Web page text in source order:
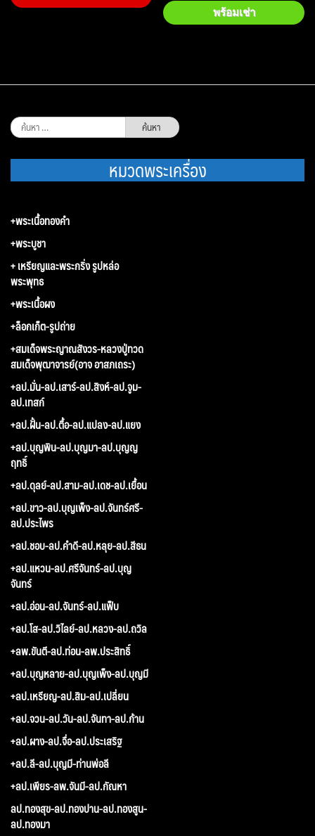
พร้อมเช่า
ค้นหา
สำหรับ:
หมวดพระเครื่อง
+พระเนื้อทองคำ
+พระบูชา
+ เหรียญและพระกริ่ง รูปหล่อ
พระพุทธ
+พระเนื้อผง
+ล็อกเก็ต-รูปถ่าย
+สมเด็จพระญาณสังวร-หลวงปู่ทวด
สมเด็จพุฒาจารย์(อาจ อาสภเถระ)
+ลป.มั่น-ลป.เสาร์-ลป.สิงห์-ลป.จูม-
ลป.เทสก์
+ลป.ฝั้น-ลป.ตื้อ-ลป.แปลง-ลป.แยง
+ลป.บุญพิน-ลป.บุญมา-ลป.บุญญ
ฤทธิ์
+ลป.ดุลย์-ลป.สาม-ลป.เดช-ลป.เยื้อน
+ลป.ขาว-ลป.บุญเพ็ง-ลป.จันทร์ศรี-
ลป.ประไพร
+ลป.ชอบ-ลป.คำดี-ลป.หลุย-ลป.สีธน
+ลป.แหวน-ลป.ศรีจันทร์-ลป.บุญ
จันทร์
+ลป.อ่อน-ลป.จันทร์-ลป.แฟ็บ
+ลป.โส-ลป.วิไลย์-ลป.หลวง-ลป.ถวิล
+ลพ.ขันตี-ลป.ท่อน-ลพ.ประสิทธิ์
+ลป.บุญหลาย-ลป.บุญเพ็ง-ลป.บุญมี
+ลป.เหรียญ-ลป.สิม-ลป.เปลี่ยน
+ลป.จวน-ลป.วัน-ลป.จันทา-ลป.ก้าน
+ลป.ผาง-ลป.จื่อ-ลป.ประเสริฐ
+ลป.ลี-ลป.บุญมี-ท่านพ่อลี
+ลป.เพียร-ลพ.จันมี-ลป.กัณหา
ลป.ทองสุข-ลป.ทองปาน-ลป.ทองสูน-
ลป.ทองมา